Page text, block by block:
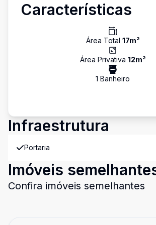
Características
Área Total 17m²
Área Privativa 12m²
1 Banheiro
Infraestrutura
Portaria
Imóveis
Confira imóveis semelhantes